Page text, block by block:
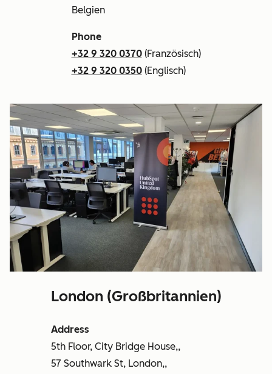
Belgien
Phone
+32 9 320 0370(Französisch)
+32 9 320 0350(Englisch)
London (Großbritannien)
Address
5th Floor, City Bridge House,,
57 Southwark St, London,,